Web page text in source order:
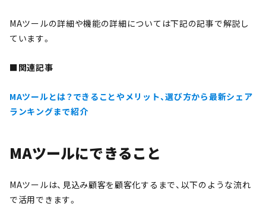
MAツールの詳細や機能の詳細については下記の記事で解説し
ています。
■関連記事
MAツールとは？できることやメリット、選び方から最新シェア
ランキングまで紹介
MAツールにできること
MAツールは、見込み顧客を顧客化するまで、以下のような流れ
で活用できます。